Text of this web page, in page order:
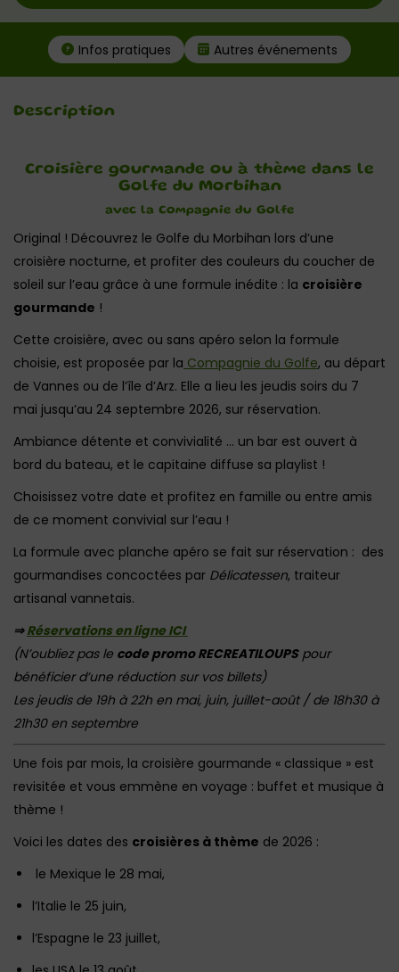
Infos pratiques Autres événements
Description
Croisière gourmande ou à thème dans le
Golfe du Morbihan
avec la Compagnie du Golfe
Original ! Découvrez le Golfe du Morbihan lors d’une
croisière nocturne, et profiter des couleurs du coucher de
soleil sur l’eau grâce à une formule inédite : la croisière
gourmande !
Cette croisière, avec ou sans apéro selon la formule
choisie, est proposée par la Compagnie du Golfe, au départ
de Vannes ou de l’île d’Arz. Elle a lieu les jeudis soirs du 7
mai jusqu’au 24 septembre 2026, sur réservation.
Ambiance détente et convivialité … un bar est ouvert à
bord du bateau, et le capitaine diffuse sa playlist !
Choisissez votre date et profitez en famille ou entre amis
de ce moment convivial sur l’eau !
La formule avec planche apéro se fait sur réservation : des
gourmandises concoctées par Délicatessen, traiteur
artisanal vannetais.
⇒Réservations en ligne ICI
(N’oubliez pas le code promo RECREATILOUPSpour
bénéficier d’une réduction sur vos billets)
Les jeudis de 19h à 22h en mai, juin, juillet-août / de 18h30 à
21h30 en septembre
Une fois par mois, la croisière gourmande « classique » est
revisitée et vous emmène en voyage : buffet et musique à
thème !
Voici les dates des croisières à thème de 2026 :
le Mexique le 28 mai,
l’Italie le 25 juin,
l’Espagne le 23 juillet,